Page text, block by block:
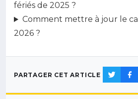
fériés de 2025 ?
Comment mettre à jour le
2026 ?
PARTAGER CET ARTICLE